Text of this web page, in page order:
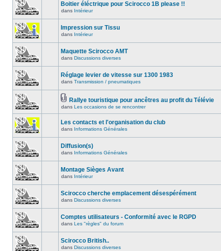
Boitier éléctrique pour Scirocco 1B please !!
dans Intérieur
Impression sur Tissu
dans Intérieur
Maquette Scirocco AMT
dans Discussions diverses
Réglage levier de vitesse sur 1300 1983
dans Transmission / pneumatiques
Rallye touristique pour ancêtres au profit du Télévie
dans Les occasions de se rencontrer
Les contacts et l'organisation du club
dans Informations Générales
Diffusion(s)
dans Informations Générales
Montage Sièges Avant
dans Intérieur
Scirocco cherche emplacement désespérément
dans Discussions diverses
Comptes utilisateurs - Conformité avec le RGPD
dans Les "règles" du forum
Scirocco British..
dans Discussions diverses